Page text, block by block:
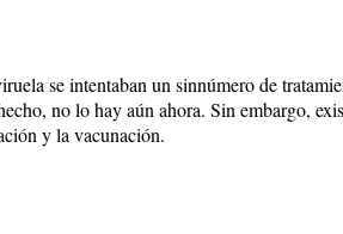
se intentaban un sinnúmero de
no lo hay aún ahora. Sin embargo,
y la vacunación.